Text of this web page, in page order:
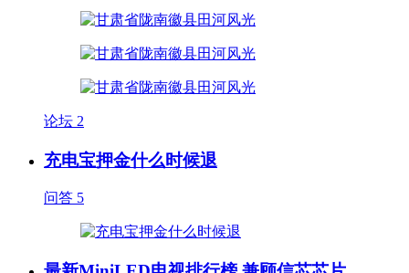
论坛 2
充电宝押金什么时候退
问答 5